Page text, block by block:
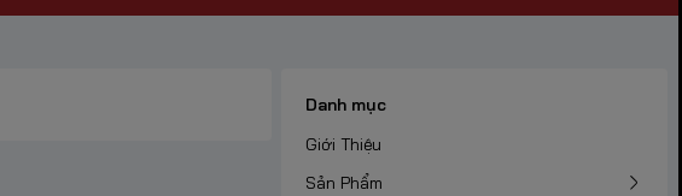
Danh mục
Giới Thiệu
Sản Phẩm